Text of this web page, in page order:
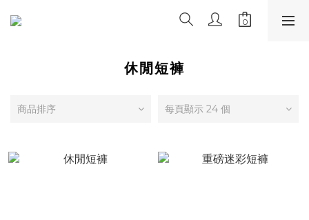
休閒短褲
商品排序 每頁顯示 24 個